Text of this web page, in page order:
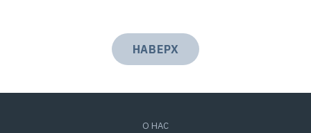
НАВЕРХ
О НАС